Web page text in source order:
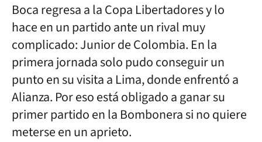
Boca regresa a la Copa Libertadores y lo
hace en un partido ante un rival muy
complicado: Junior de Colombia. En la
primera jornada solo pudo conseguir un
punto en su visita a Lima, donde enfrentó a
Alianza. Por eso está obligado a ganar su
primer partido en la Bombonera si no quiere
meterse en un aprieto.